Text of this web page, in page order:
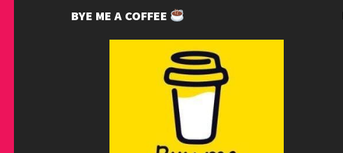
BYE ME A COFFEE